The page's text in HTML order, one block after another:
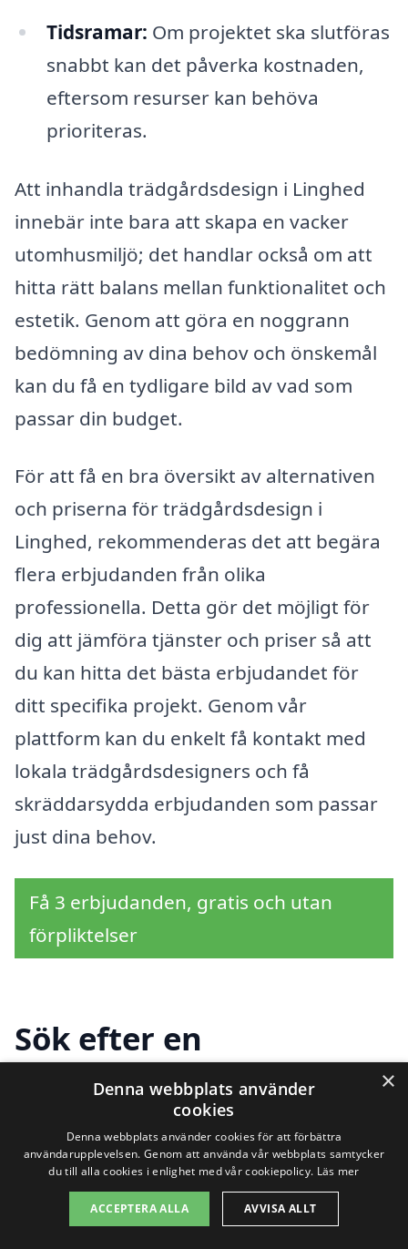
Tidsramar: Om projektet ska slutföras
snabbt kan det påverka kostnaden,
eftersom resurser kan behöva
prioriteras.
Att inhandla trädgårdsdesign i Linghed
innebär inte bara att skapa en vacker
utomhusmiljö; det handlar också om att
hitta rätt balans mellan funktionalitet och
estetik. Genom att göra en noggrann
bedömning av dina behov och önskemål
kan du få en tydligare bild av vad som
passar din budget.
För att få en bra översikt av alternativen
och priserna för trädgårdsdesign i
Linghed, rekommenderas det att begära
flera erbjudanden från olika
professionella. Detta gör det möjligt för
dig att jämföra tjänster och priser så att
du kan hitta det bästa erbjudandet för
ditt specifika projekt. Genom vår
plattform kan du enkelt få kontakt med
lokala trädgårdsdesigners och få
skräddarsydda erbjudanden som passar
just dina behov.
Få 3 erbjudanden, gratis och utan
förpliktelser
Sök efter en
professionell för
trädgårdsdesign i andra
städer nära Linghed
Att hitta rätt företag förträdgårdsdesign
×
Denna webbplats använder
cookies
Denna webbplats använder cookies för att förbättra
användarupplevelsen. Genom att använda vår webbplats samtycker
du till alla cookies i enlighet med vår cookiepolicy. Läs mer
ACCEPTERA ALLA AVVISA ALLT